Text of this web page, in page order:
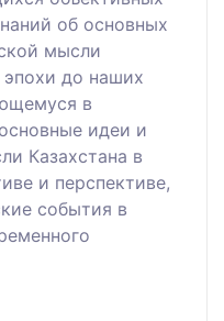
об основных
мысли
эпохи до наших
в
идеи и
Казахстана в
и перспективе,
события в